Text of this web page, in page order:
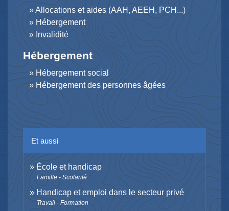
Allocations et aides (AAH, AEEH, PCH...)
Hébergement
Invalidité
Hébergement
Hébergement social
Hébergement des personnes âgées
Et aussi
École et handicap
Famille - Scolarité
Handicap et emploi dans le secteur privé
Travail - Formation